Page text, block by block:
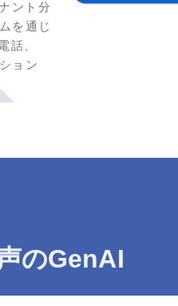
ント分
を通じ
話、
ョン
のGenAI